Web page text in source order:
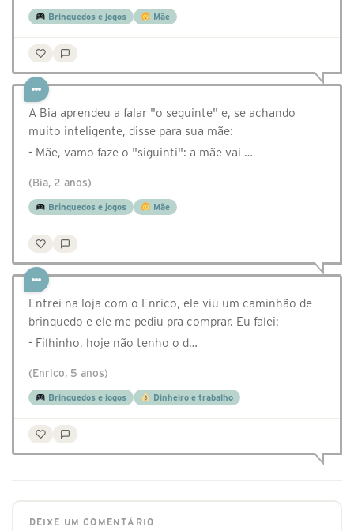
Brinquedos e jogos Mãe
A Bia aprendeu a falar "o seguinte" e, se achando
muito inteligente, disse para sua mãe:
- Mãe, vamo faze o "siguinti": a mãe vai …
(Bia, 2 anos)
Brinquedos e jogos Mãe
Entrei na loja com o Enrico, ele viu um caminhão de
brinquedo e ele me pediu pra comprar. Eu falei:
- Filhinho, hoje não tenho o d…
(Enrico, 5 anos)
Brinquedos e jogos Dinheiro e trabalho
DEIXE UM COMENTÁRIO